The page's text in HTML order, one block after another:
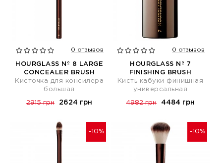
0 отзывов
HOURGLASS Nº 8 LARGE
CONCEALER BRUSH
Кисточка для консилера
большая
2915 грн 2624 грн
0 отзывов
HOURGLASS Nº 7
FINISHING BRUSH
Кисть кабуки финишная
универсальная
4982 грн 4484 грн
-10% -10%